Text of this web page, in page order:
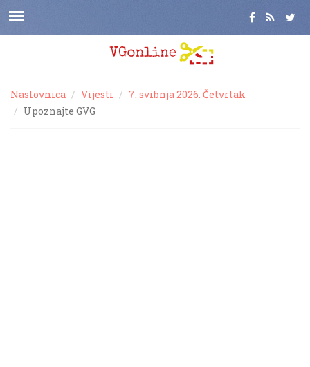
Naslovnica Vijesti
7. svibnja 2026. Četvrtak
Upoznajte GVG